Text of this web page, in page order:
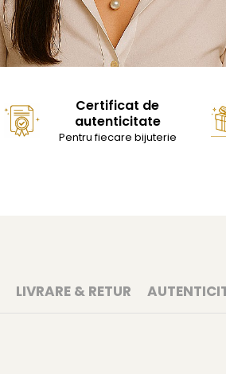
Certificat de
autenticitate
Pentru fiecare bijuterie
LIVRARE & RETUR